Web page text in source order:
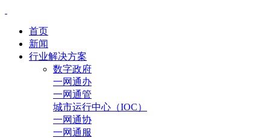
首页
新闻
行业解决方案
数字政府
一网通办
一网通管
城市运行中心（IOC）
一网通协
一网通服